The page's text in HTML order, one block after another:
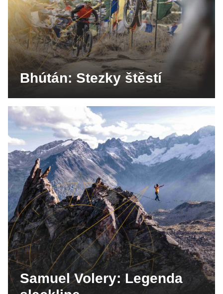
Bhútán: Stezky štěstí
Samuel Volery: Legenda